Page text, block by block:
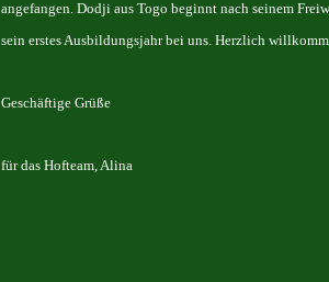
angefangen. Dodji aus Togo beginnt nach seinem
sein erstes Ausbildungsjahr bei uns. Herzlich
Geschäftige Grüße
für das Hofteam, Alina